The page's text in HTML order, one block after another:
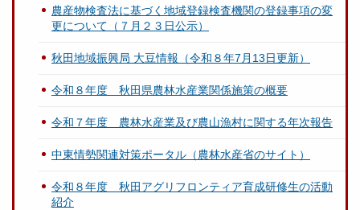
農産物検査法に基づく地域登録検査機関の登録事項の変
更について（７月２３日公示）
秋田地域振興局 大豆情報（令和８年7月13日更新）
令和８年度 秋田県農林水産業関係施策の概要
令和７年度 農林水産業及び農山漁村に関する年次報告
中東情勢関連対策ポータル（農林水産省のサイト）
令和８年度 秋田アグリフロンティア育成研修生の活動
紹介